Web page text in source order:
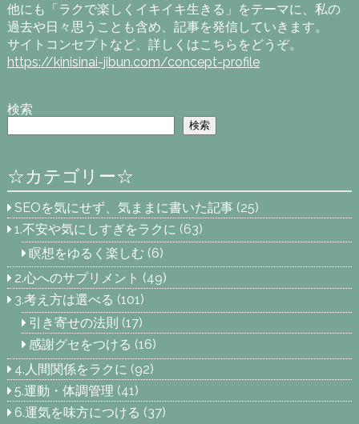
他にも「ラクで楽しくイキイキ生きる」をテーマに、私の
過去や日々思うことも含め、記事を発信していきます。
サイトコンセプトなど、詳しくはこちらをどうぞ。
https://kinisinai-jibun.com/concept-profile
検索
検索
☆カテゴリー☆
SEOを気にせず、気ままに書いた記事 (25)
1.不安や気にしすぎをラクに (63)
瞑想をゆるく楽しむ (6)
2.心へのサプリメント (49)
3.考え方は選べる (101)
引き寄せの法則 (17)
感謝グセをつける (16)
4.人間関係をラクに (92)
5.運動・体調管理 (41)
6.運気を味方につける (37)